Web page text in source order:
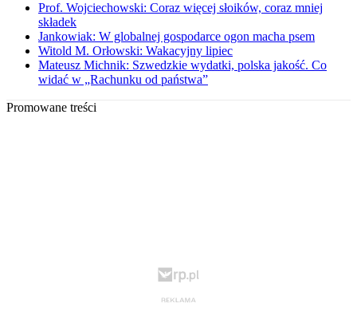
Prof. Wojciechowski: Coraz więcej słoików, coraz mniej
składek
Jankowiak: W globalnej gospodarce ogon macha psem
Witold M. Orłowski: Wakacyjny lipiec
Mateusz Michnik: Szwedzkie wydatki, polska jakość. Co
widać w „Rachunku od państwa”
Promowane treści